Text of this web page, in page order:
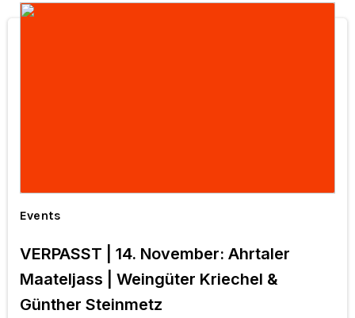
Events
VERPASST | 14. November: Ahrtaler
Maateljass | Weingüter Kriechel &
Günther Steinmetz